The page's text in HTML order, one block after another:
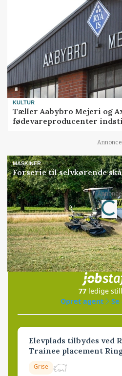
KULTUR
Tæller Aabybro Mejeri og
fødevareproducenter
Annonce
MASKINER
Forserie til selvkørende
Annonce
i
77 ledige
Opret agent
Elevplads tilbydes ved
Trainee placement
Grise